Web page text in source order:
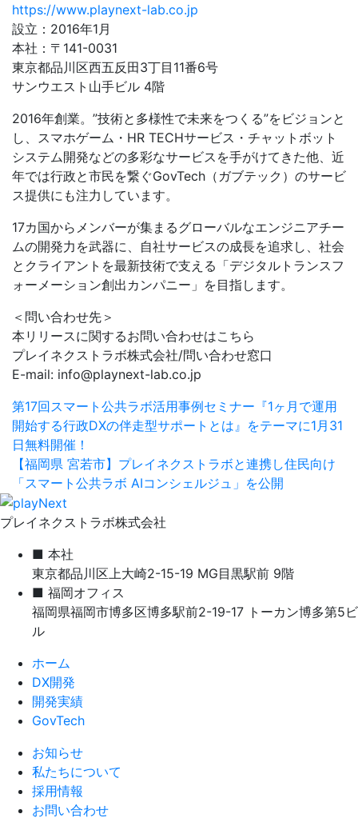
https://www.playnext-lab.co.jp
設立：2016年1月
本社：〒141-0031
東京都品川区西五反田3丁目11番6号
サンウエスト山手ビル 4階
2016年創業。”技術と多様性で未来をつくる”をビジョンと
し、スマホゲーム・HR TECHサービス・チャットボット
システム開発などの多彩なサービスを手がけてきた他、近
年では行政と市民を繋ぐGovTech（ガブテック）のサービ
ス提供にも注力しています。
17カ国からメンバーが集まるグローバルなエンジニアチー
ムの開発力を武器に、自社サービスの成長を追求し、社会
とクライアントを最新技術で支える「デジタルトランスフ
ォーメーション創出カンパニー」を目指します。
＜問い合わせ先＞
本リリースに関するお問い合わせはこちら
プレイネクストラボ株式会社/問い合わせ窓口
E-mail: info@playnext-lab.co.jp
第17回スマート公共ラボ活用事例セミナー『1ヶ月で運用
開始する行政DXの伴走型サポートとは』をテーマに1月31
日無料開催！
【福岡県 宮若市】プレイネクストラボと連携し住民向け
「スマート公共ラボ AIコンシェルジュ」を公開
プレイネクストラボ株式会社
■ 本社
東京都品川区上大崎2-15-19 MG目黒駅前 9階
■ 福岡オフィス
福岡県福岡市博多区博多駅前2-19-17 トーカン博多第5ビ
ル
ホーム
DX開発
開発実績
GovTech
お知らせ
私たちについて
採用情報
お問い合わせ